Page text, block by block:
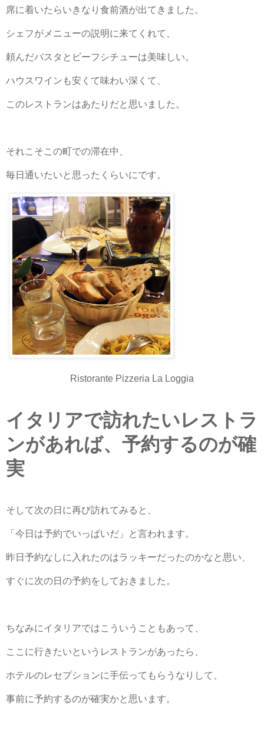
席に着いたらいきなり食前酒が出てきました。
シェフがメニューの説明に来てくれて、
頼んだパスタとビーフシチューは美味しい。
ハウスワインも安くて味わい深くて、
このレストランはあたりだと思いました。
それこそこの町での滞在中、
毎日通いたいと思ったくらいにです。
Ristorante Pizzeria La Loggia
イタリアで訪れたいレストラ
ンがあれば、予約するのが確
実
そして次の日に再び訪れてみると、
「今日は予約でいっぱいだ」と言われます。
昨日予約なしに入れたのはラッキーだったのかなと思い、
すぐに次の日の予約をしておきました。
ちなみにイタリアではこういうこともあって、
ここに行きたいというレストランがあったら、
ホテルのレセプションに手伝ってもらうなりして、
事前に予約するのが確実かと思います。